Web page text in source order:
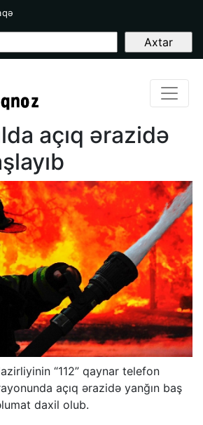
açıq ərazidə
“112” qaynar telefon
açıq ərazidə yanğın baş
daxil olub.